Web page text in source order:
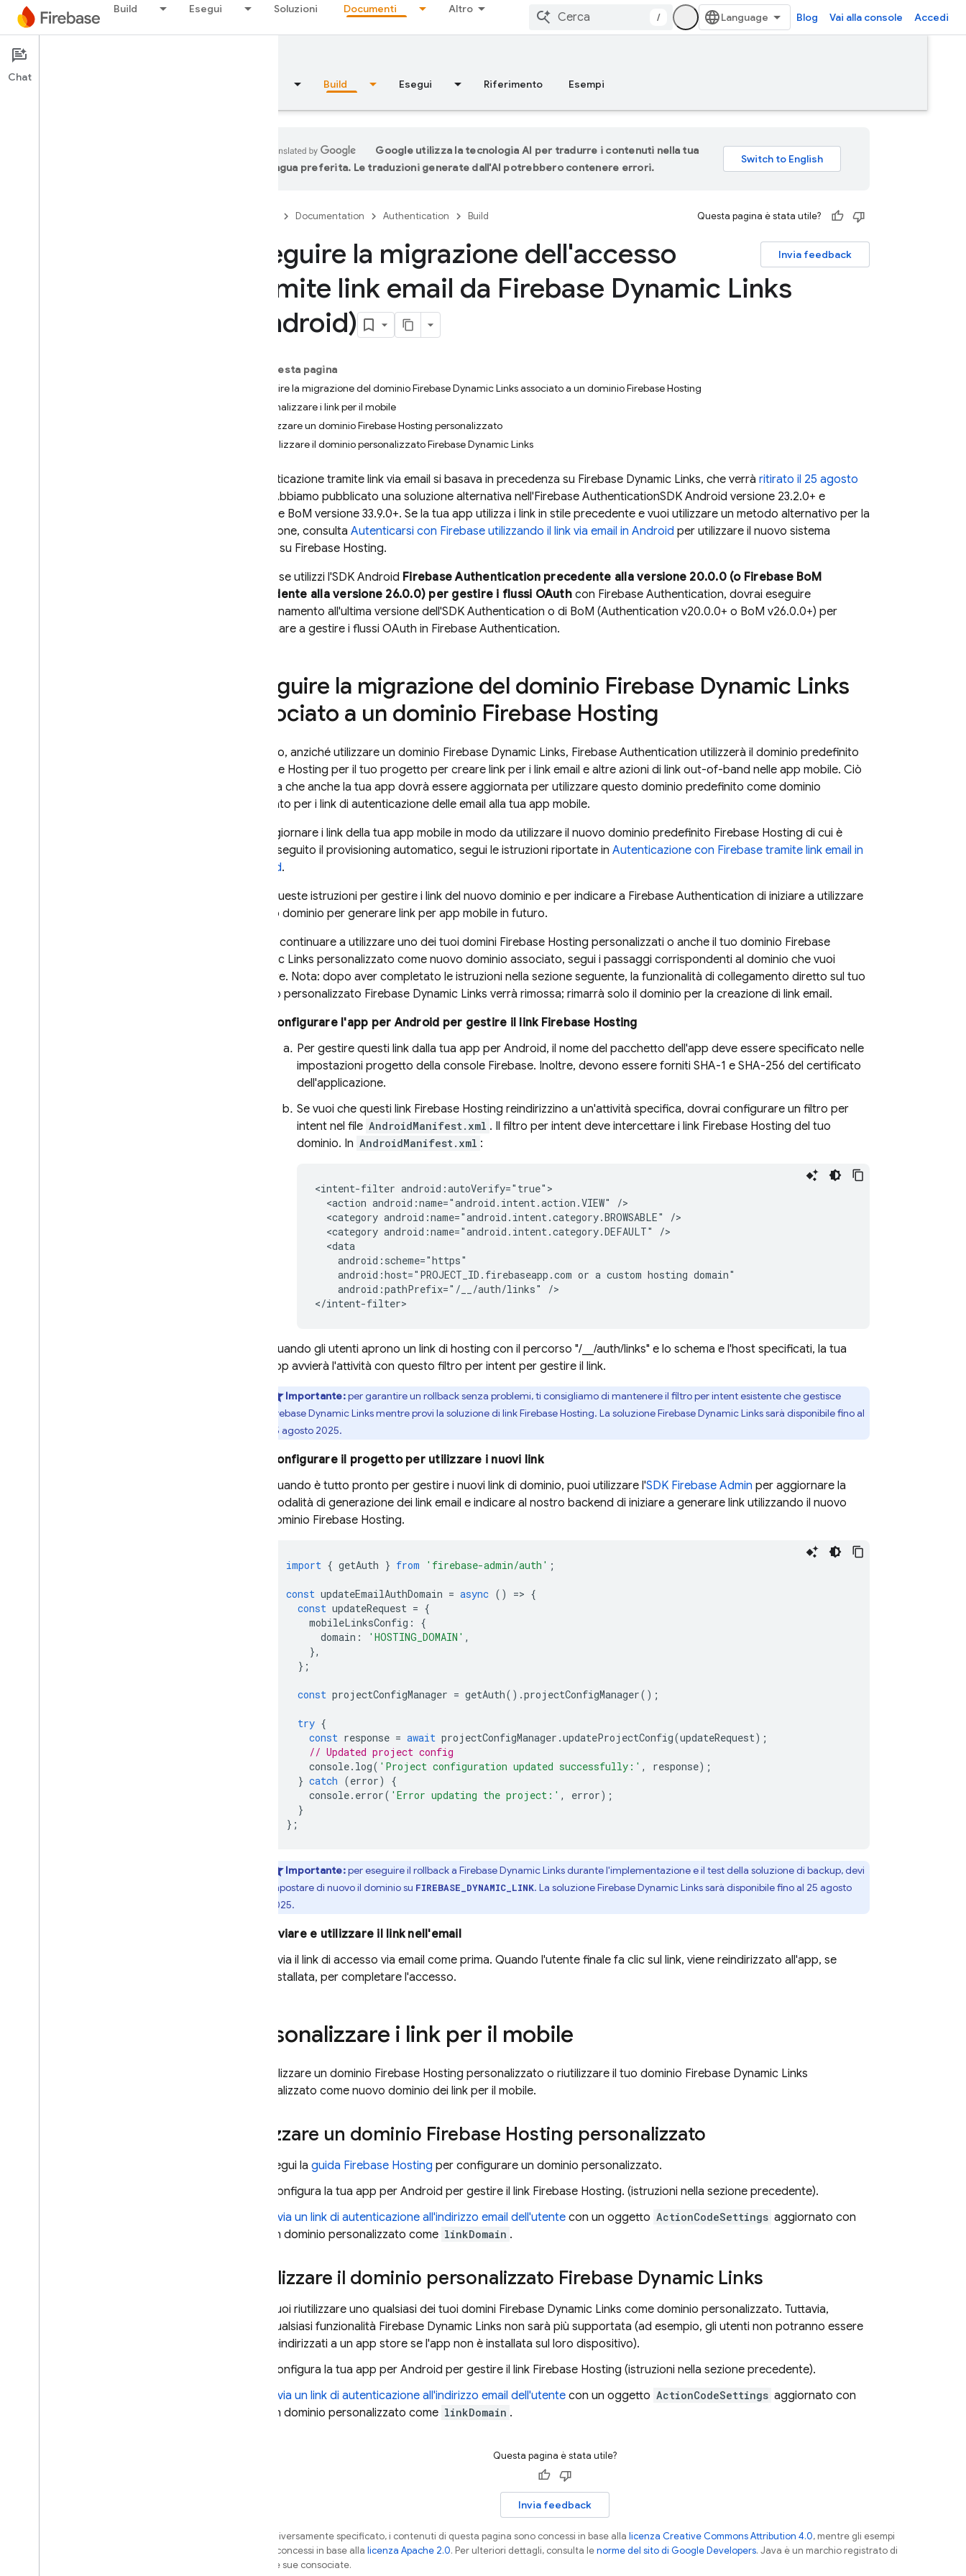
Build Esegui Soluzioni Documenti Altro
/ Blog Vai alla console Accedi
Documentation
Panoramica Build Esegui Riferimento Esempi
Google utilizza la tecnologia AI per tradurre i contenuti nella tua
lingua preferita. Le traduzioni generate dall'AI potrebbero contenere errori.
Documentation Authentication Build Questa pagina è stata utile?
Invia feedback
Eseguire la migrazione dell'accesso
tramite link email da Firebase Dynamic Links
(Android)
Su questa pagina
Eseguire la migrazione del dominio Firebase Dynamic Links associato a un dominio Firebase Hosting
Personalizzare i link per il mobile
Utilizzare un dominio Firebase Hosting personalizzato
Riutilizzare il dominio personalizzato Firebase Dynamic Links
L'autenticazione tramite link via email si basava in precedenza su Firebase Dynamic Links, che verrà ritirato il 25 agosto
. Abbiamo pubblicato una soluzione alternativa nell'Firebase AuthenticationSDK Android versione 23.2.0+ e
Firebase BoM versione 33.9.0+. Se la tua app utilizza i link in stile precedente e vuoi utilizzare un metodo alternativo per la
migrazione, consulta Autenticarsi con Firebase utilizzando il link via email in Android per utilizzare il nuovo sistema
basato su Firebase Hosting.
Inoltre, se utilizzi l'SDK Android Firebase Authenticationprecedente alla versione 20.0.0 (o Firebase BoM
precedente alla versione 26.0.0) per gestire i flussi OAuthcon Firebase Authentication, dovrai eseguire
l'aggiornamento all'ultima versione dell'SDK Authentication o di BoM (Authentication v20.0.0+ o BoM v26.0.0+) per
continuare a gestire i flussi OAuth in Firebase Authentication.
Eseguire la migrazione del dominio Firebase Dynamic Links
associato a un dominio Firebase Hosting
In futuro, anziché utilizzare un dominio Firebase Dynamic Links, Firebase Authentication utilizzerà il dominio predefinito
Firebase Hosting per il tuo progetto per creare link per i link email e altre azioni di link out-of-band nelle app mobile. Ciò
significa che anche la tua app dovrà essere aggiornata per utilizzare questo dominio predefinito come dominio
associato per i link di autenticazione delle email alla tua app mobile.
Per aggiornare i link della tua app mobile in modo da utilizzare il nuovo dominio predefinito Firebase Hosting di cui è
stato eseguito il provisioning automatico, segui le istruzioni riportate in Autenticazione con Firebase tramite link email in
Android.
Segui queste istruzioni per gestire i link del nuovo dominio e per indicare a Firebase Authentication di iniziare a utilizzare
il nuovo dominio per generare link per app mobile in futuro.
Se vuoi continuare a utilizzare uno dei tuoi domini Firebase Hosting personalizzati o anche il tuo dominio Firebase
Dynamic Links personalizzato come nuovo dominio associato, segui i passaggi corrispondenti al dominio che vuoi
utilizzare. Nota: dopo aver completato le istruzioni nella sezione seguente, la funzionalità di collegamento diretto sul tuo
dominio personalizzato Firebase Dynamic Links verrà rimossa; rimarrà solo il dominio per la creazione di link email.
Configurare l'app per Android per gestire il link Firebase Hosting
Per gestire questi link dalla tua app per Android, il nome del pacchetto dell'app deve essere specificato nelle
impostazioni progetto della console Firebase. Inoltre, devono essere forniti SHA-1 e SHA-256 del certificato
dell'applicazione.
Se vuoi che questi link Firebase Hosting reindirizzino a un'attività specifica, dovrai configurare un filtro per
intent nel file AndroidManifest.xml . Il filtro per intent deve intercettare i link Firebase Hosting del tuo
dominio. In AndroidManifest.xml :
<intent-filter
<action android:name="android.intent.action.VIEW"
<category android:name="android.intent.category.BROWSABLE"
<category android:name="android.intent.category.DEFAULT"
android:host="PROJECT_ID.firebaseapp.com or a custom hosting
android:pathPrefix="/__/auth/links"
/>
Quando gli utenti aprono un link di hosting con il percorso "/__/auth/links" e lo schema e l'host specificati, la tua
app avvierà l'attività con questo filtro per intent per gestire il link.
Importante:per garantire un rollback senza problemi, ti consigliamo di mantenere il filtro per intent esistente che gestisce
Firebase Dynamic Linksmentre provi la soluzione di linkFirebase Hosting. La soluzioneFirebase Dynamic Linkssarà disponibile fino al
25 agosto 2025.
Configurare il progetto per utilizzare i nuovi link
Quando è tutto pronto per gestire i nuovi link di dominio, puoi utilizzare l'SDK Firebase Admin per aggiornare la
modalità di generazione dei link email e indicare al nostro backend di iniziare a generare link utilizzando il nuovo
dominio Firebase Hosting.
import { getAuth } from 'firebase-admin/auth' ;
const updateEmailAuthDomain = async () => {
const updateRequest = {
mobileLinksConfig :
{
domain : 'HOSTING_DOMAIN' ,
},
};
const projectConfigManager = getAuth().projectConfigManager();
try {
const response = await projectConfigManager .updateProjectConfig(updateRequest);
// Updated project config
console. log( 'Project configuration updated successfully:' , response);
} catch (error)
{
console. error( 'Error updating the project:' , error);
}
};
Importante:per eseguire il rollback a Firebase Dynamic Linksdurante l'implementazione e il test della soluzione di backup, devi
impostare di nuovo il dominio su FIREBASE_DYNAMIC_LINK. La soluzioneFirebase Dynamic Linkssarà disponibile fino al 25 agosto
2025.
Inviare e utilizzare il link nell'email
Invia il link di accesso via email come prima. Quando l'utente finale fa clic sul link, viene reindirizzato all'app, se
installata, per completare l'accesso.
Personalizzare i link per il mobile
Puoi utilizzare un dominio Firebase Hosting personalizzato o riutilizzare il tuo dominio Firebase Dynamic Links
personalizzato come nuovo dominio dei link per il mobile.
Utilizzare un dominio Firebase Hosting personalizzato
Segui la guida Firebase Hosting per configurare un dominio personalizzato.
Configura la tua app per Android per gestire il link Firebase Hosting. (istruzioni nella sezione precedente).
Invia un link di autenticazione all'indirizzo email dell'utente con un oggetto ActionCodeSettings aggiornato con
un dominio personalizzato come linkDomain .
Riutilizzare il dominio personalizzato Firebase Dynamic Links
Puoi riutilizzare uno qualsiasi dei tuoi domini Firebase Dynamic Links come dominio personalizzato. Tuttavia,
qualsiasi funzionalità Firebase Dynamic Links non sarà più supportata (ad esempio, gli utenti non potranno essere
reindirizzati a un app store se l'app non è installata sul loro dispositivo).
Configura la tua app per Android per gestire il link Firebase Hosting (istruzioni nella sezione precedente).
Invia un link di autenticazione all'indirizzo email dell'utente con un oggetto ActionCodeSettings aggiornato con
un dominio personalizzato come linkDomain .
Questa pagina è stata utile?
Invia feedback
Salvo quando diversamente specificato, i contenuti di questa pagina sono concessi in base alla licenza Creative Commons Attribution 4.0, mentre gli esempi
di codice sono concessi in base alla licenza Apache 2.0. Per ulteriori dettagli, consulta lenorme del sito di Google Developers. Java è un marchio registrato di
Oracle e/o delle sue consociate.
Chat